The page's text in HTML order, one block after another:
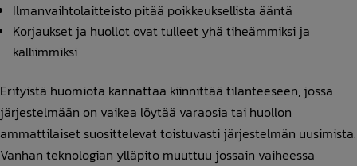
Ilmanvaihtolaitteisto pitää poikkeuksellista ääntä
Korjaukset ja huollot ovat tulleet yhä tiheämmiksi ja
kalliimmiksi
Erityistä huomiota kannattaa kiinnittää tilanteeseen, jossa
järjestelmään on vaikea löytää varaosia tai huollon
ammattilaiset suosittelevat toistuvasti järjestelmän uusimista.
Vanhan teknologian ylläpito muuttuu jossain vaiheessa